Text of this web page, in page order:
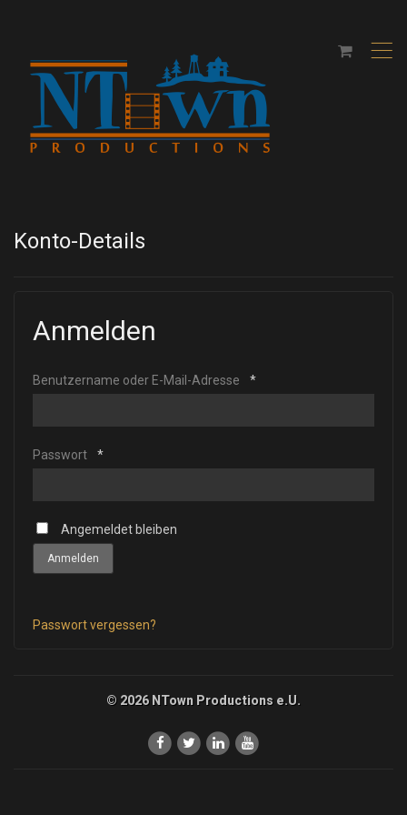
,
Konto-Details
Anmelden
Benutzername oder E-Mail-Adresse *
Passwort *
Angemeldet bleiben
Anmelden
Passwort vergessen?
© 2026 NTown Productions e.U.